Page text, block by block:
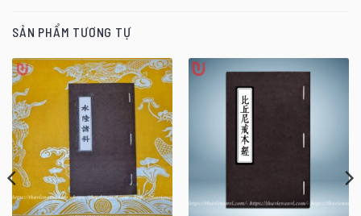
SẢN PHẨM TƯƠNG TỰ